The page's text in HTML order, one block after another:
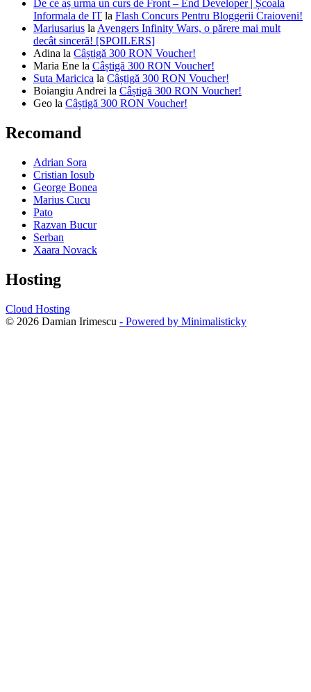
De ce aș urma un curs de Front – End Developer | Școala
Informala de IT la Flash Concurs Pentru Bloggerii Craioveni!
Mariusarius laAvengers Infinity Wars, o părere mai mult
decât sinceră! [SPOILERS]
Adina la Câștigă 300 RON Voucher!
Maria Ene la Câștigă 300 RON Voucher!
Suta Maricica la Câștigă 300 RON Voucher!
Boiangiu Andrei la Câștigă 300 RON Voucher!
Geo la Câștigă 300 RON Voucher!
Recomand
Adrian Sora
Cristian Iosub
George Bonea
Marius Cucu
Pato
Razvan Bucur
Serban
Xaara Novack
Hosting
Cloud Hosting
© 2026 Damian Irimescu - Powered by Minimalisticky